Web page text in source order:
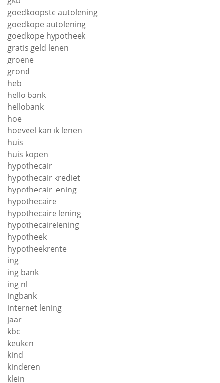
goedkoopste autolening
goedkope autolening
goedkope hypotheek
gratis geld lenen
groene
grond
heb
hello bank
hellobank
hoe
hoeveel kan ik lenen
huis
huis kopen
hypothecair
hypothecair krediet
hypothecair lening
hypothecaire
hypothecaire lening
hypothecairelening
hypotheek
hypotheekrente
ing
ing bank
ing nl
ingbank
internet lening
jaar
kbc
keuken
kind
kinderen
klein